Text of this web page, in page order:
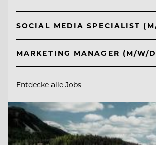
SOCIAL MEDIA SPECIALIST
MARKETING MANAGER (M/W/
Entdecke alle Jobs